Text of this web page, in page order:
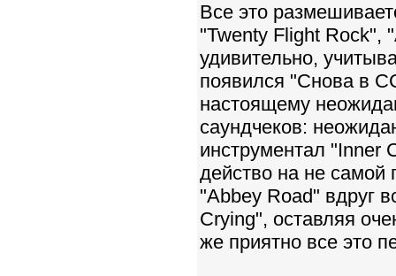
Все это
"Twenty Flight Rock",
удивительно,
появился "Снова в
настоящему
саундчеков:
инструментал "Inner
действо на не самой
"Abbey Road" вдруг
Crying", оставляя
же приятно все это